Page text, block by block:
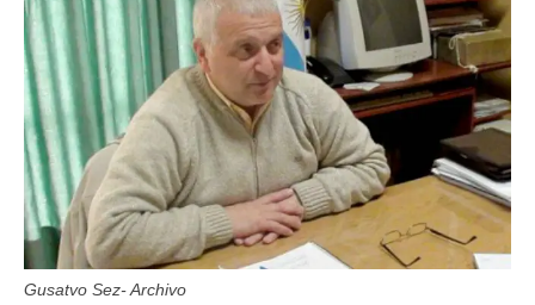
Gusatvo Sez- Archivo